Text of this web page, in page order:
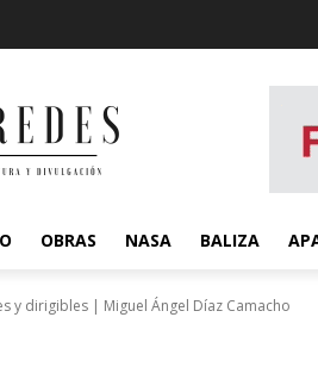
OBRAS NASA BALIZA
y dirigibles | Miguel Ángel Díaz Camacho